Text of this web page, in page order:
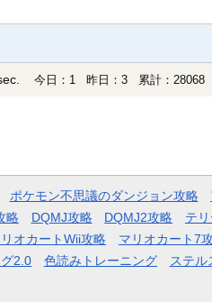
今日：1 昨日：3 累計：28068
ポケモン不思議のダンジョン攻略
略 DQMJ攻略 DQMJ2攻略 テ
オカートWii攻略 マリオカート7
2.0 色読みトレーニング ステル